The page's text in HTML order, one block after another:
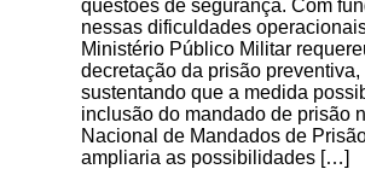
questões de segurança. Com
nessas dificuldades
Ministério Público Militar
decretação da prisão preventiva,
sustentando que a medida
inclusão do mandado de prisão
Nacional de Mandados de
ampliaria as possibilidades […]